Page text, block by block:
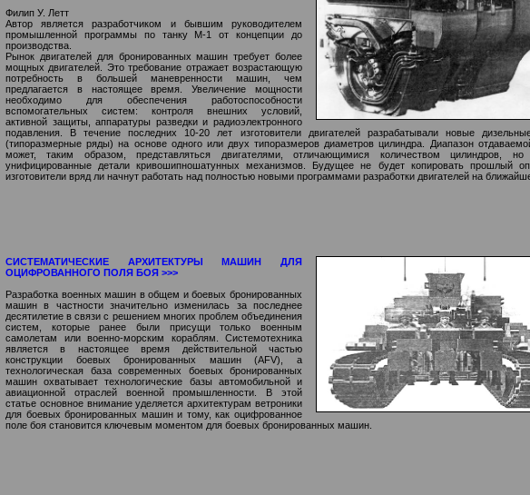
Филип У. Летт
Автор является разработчиком и бывшим руководителем
промышленной программы по танку М-1 от концепции до
производства.
Рынок двигателей для бронированных машин требует более
мощных двигателей. Это требование отражает возрастающую
потребность в большей маневренности машин, чем
предлагается в настоящее время. Увеличение мощности
необходимо для обеспечения работоспособности
вспомогательных систем: контроля внешних условий,
активной защиты, аппаратуры разведки и радиоэлектронного
подавления. В течение последних 10-20 лет изготовители двигателей разрабатывали новые
(типоразмерные ряды) на основе одного или двух типоразмеров диаметров цилиндра. Диапазон
может, таким образом, представляться двигателями, отличающимися количеством цилиндров,
унифицированные детали кривошипношатунных механизмов. Будущее не будет копировать прошлый
изготовители вряд ли начнут работать над полностью новыми программами разработки двигателей на
СИСТЕМАТИЧЕСКИЕ АРХИТЕКТУРЫ МАШИН ДЛЯ
ОЦИФРОВАННОГО ПОЛЯ БОЯ >>>
Разработка военных машин в общем и боевых бронированных
машин в частности значительно изменилась за последнее
десятилетие в связи с решением многих проблем объединения
систем, которые ранее были присущи только военным
самолетам или военно-морским кораблям. Системотехника
является в настоящее время действительной частью
конструкции боевых бронированных машин (AFV), а
технологическая база современных боевых бронированных
машин охватывает технологические базы автомобильной и
авиационной отраслей военной промышленности. В этой
статье основное внимание уделяется архитектурам ветроники
для боевых бронированных машин и тому, как оцифрованное
поле боя становится ключевым моментом для боевых бронированных машин.